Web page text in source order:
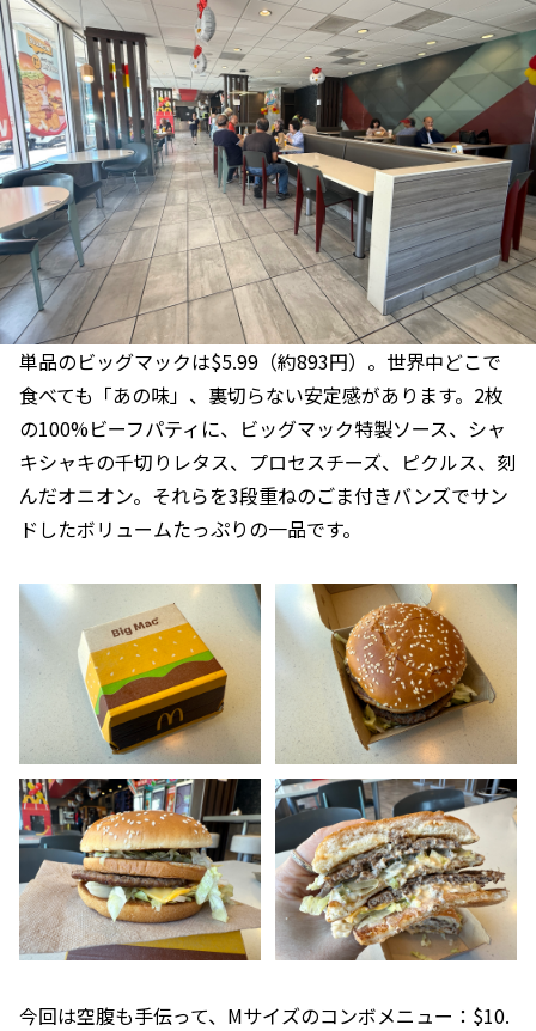
単品のビッグマックは$5.99（約893円）。世界中どこで
食べても「あの味」、裏切らない安定感があります。2枚
の100%ビーフパティに、ビッグマック特製ソース、シャ
キシャキの千切りレタス、プロセスチーズ、ピクルス、刻
んだオニオン。それらを3段重ねのごま付きバンズでサン
ドしたボリュームたっぷりの一品です。
今回は空腹も手伝って、Mサイズのコンボメニュー：$10.